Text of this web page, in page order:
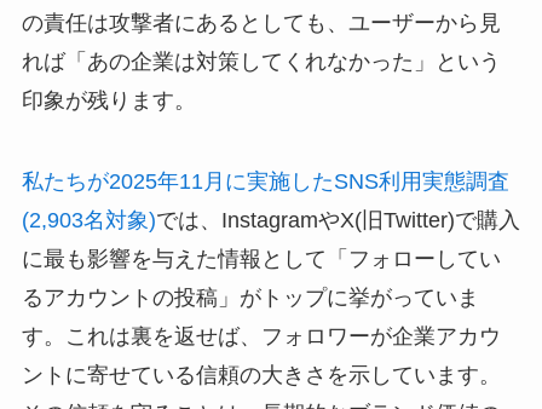
の責任は攻撃者にあるとしても、ユーザーから見
れば「あの企業は対策してくれなかった」という
印象が残ります。
私たちが2025年11月に実施したSNS利用実態調査
(2,903名対象)では、InstagramやX(旧Twitter)で購入
に最も影響を与えた情報として「フォローしてい
るアカウントの投稿」がトップに挙がっていま
す。これは裏を返せば、フォロワーが企業アカウ
ントに寄せている信頼の大きさを示しています。